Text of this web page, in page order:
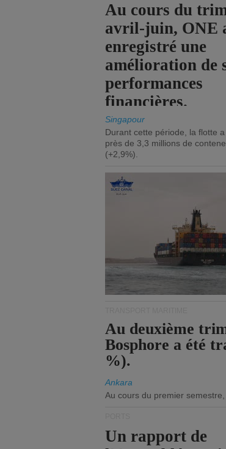
Au cours du
avril-juin, ONE
enregistré une
amélioration de
performances
financières.
Singapour
Durant cette période, la flotte
près de 3,3 millions de
(+2,9%).
Au deuxième
Bosphore a été
%).
Ankara
Au cours du premier
Un rapport de